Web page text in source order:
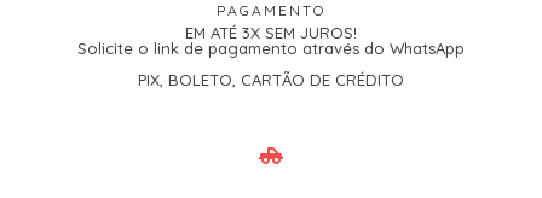
PAGAMENTO
EM ATÉ 3X SEM JUROS!
Solicite o link de pagamento através do WhatsApp
PIX, BOLETO, CARTÃO DE CRÉDITO